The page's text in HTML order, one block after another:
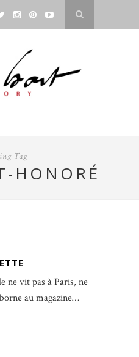
Tag
HONORÉ
ne vit pas à Paris, ne
au magazine…